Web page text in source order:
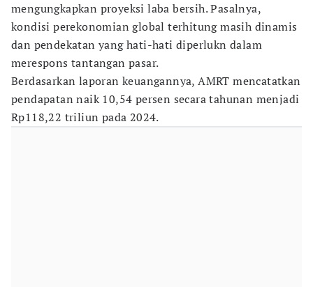
mengungkapkan proyeksi laba bersih. Pasalnya,
kondisi perekonomian global terhitung masih dinamis
dan pendekatan yang hati-hati diperlukn dalam
merespons tantangan pasar.
Berdasarkan laporan keuangannya, AMRT mencatatkan
pendapatan naik 10,54 persen secara tahunan menjadi
Rp118,22 triliun pada 2024.